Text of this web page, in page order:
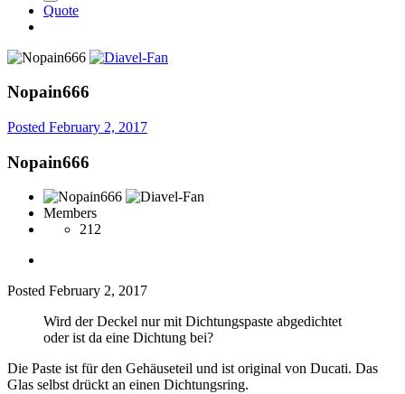
Quote
Nopain666
Posted February 2, 2017
Nopain666
Members
212
Posted February 2, 2017
Wird der Deckel nur mit Dichtungspaste abgedichtet
oder ist da eine Dichtung bei?
Die Paste ist für den Gehäuseteil und ist original von Ducati. Das
Glas selbst drückt an einen Dichtungsring.